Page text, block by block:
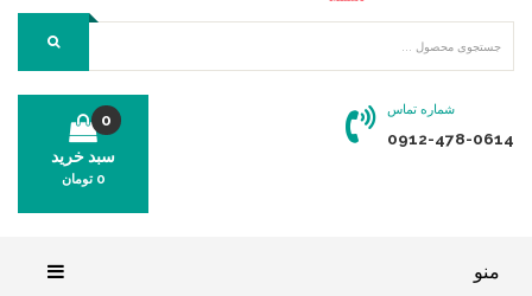
شماره تماس
0912-478-0614
سبد خرید
0
0 تومان
منو